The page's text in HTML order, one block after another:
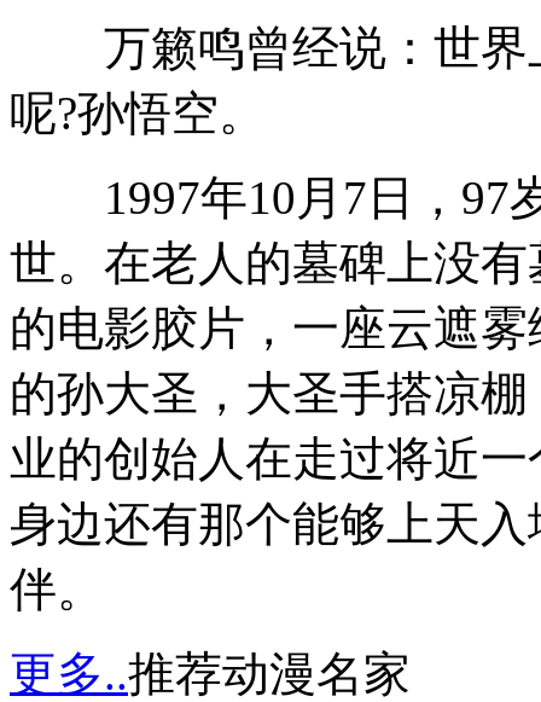
万籁鸣曾经说：世界
呢?孙悟空。
1997年10月7日，97
世。在老人的墓碑上没
的电影胶片，一座云遮
的孙大圣，大圣手搭凉
业的创始人在走过将近
身边还有那个能够上天
伴。
更多..推荐动漫名家